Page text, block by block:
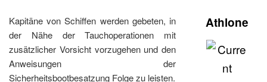
Kapitäne von Schiffen werden gebeten, in
der Nähe der Tauchoperationen mit
zusätzlicher Vorsicht vorzugehen und den
Anweisungen der
Sicherheitsbootbesatzung Folge zu leisten.
Athlone